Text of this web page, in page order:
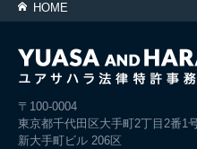
HOME
〒100-0004
東京都千代田区大手町2丁目2番1
新大手町ビル 206区